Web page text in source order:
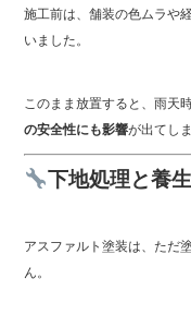
施工前は、舗装の色ムラや
いました。
このまま放置すると、雨天
の安全性にも影響が出てし
下地処理と養
アスファルト塗装は、ただ
ん。